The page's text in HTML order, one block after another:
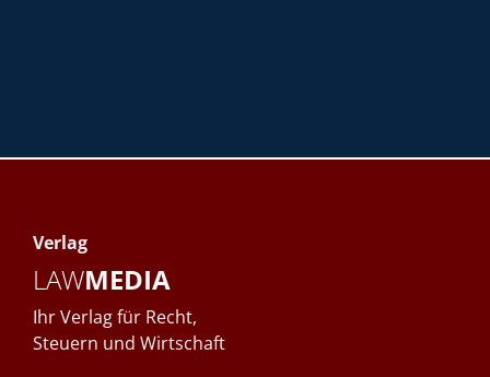
Verlag
LAWMEDIA
Ihr Verlag für Recht,
Steuern und Wirtschaft